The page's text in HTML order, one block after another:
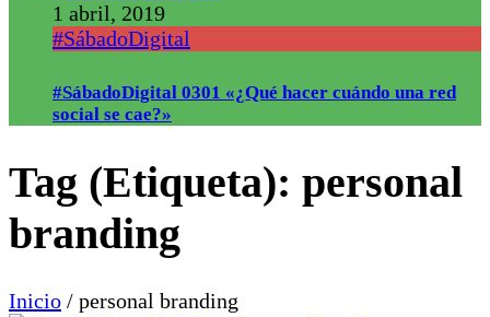
1 abril, 2019
#SábadoDigital
#SábadoDigital 0301 «¿Qué hacer cuándo una red
social se cae?»
Tag (Etiqueta): personal
branding
Inicio / personal branding